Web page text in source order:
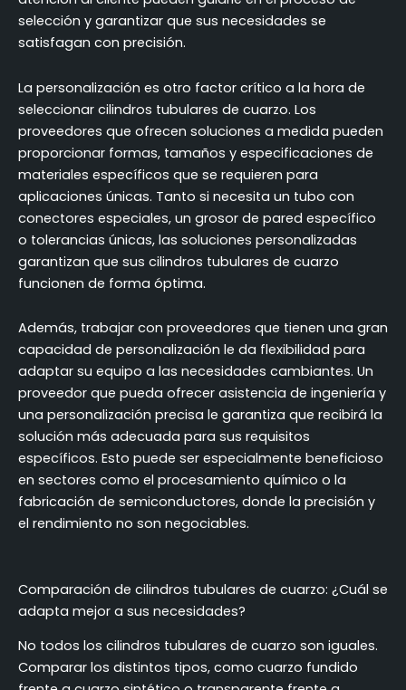
selección y garantizar que sus necesidades se
satisfagan con precisión.
La personalización es otro factor crítico a la hora de
seleccionar cilindros tubulares de cuarzo. Los
proveedores que ofrecen soluciones a medida pueden
proporcionar formas, tamaños y especificaciones de
materiales específicos que se requieren para
aplicaciones únicas. Tanto si necesita un tubo con
conectores especiales, un grosor de pared específico
o tolerancias únicas, las soluciones personalizadas
garantizan que sus cilindros tubulares de cuarzo
funcionen de forma óptima.
Además, trabajar con proveedores que tienen una gran
capacidad de personalización le da flexibilidad para
adaptar su equipo a las necesidades cambiantes. Un
proveedor que pueda ofrecer asistencia de ingeniería y
una personalización precisa le garantiza que recibirá la
solución más adecuada para sus requisitos
específicos. Esto puede ser especialmente beneficioso
en sectores como el procesamiento químico o la
fabricación de semiconductores, donde la precisión y
el rendimiento no son negociables.
Comparación de cilindros tubulares de cuarzo: ¿Cuál se
adapta mejor a sus necesidades?
No todos los cilindros tubulares de cuarzo son iguales.
Comparar los distintos tipos, como cuarzo fundido